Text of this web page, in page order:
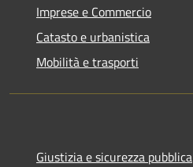
Imprese e Commercio
Catasto e urbanistica
Mobilità e trasporti
Giustizia e sicurezza pubblica